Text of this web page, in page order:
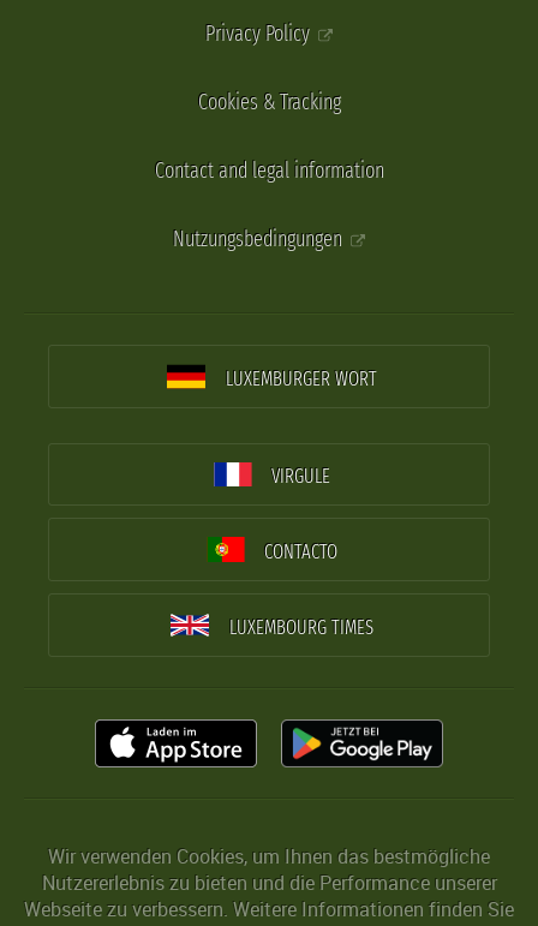
Privacy Policy
Cookies & Tracking
Contact and legal information
Nutzungsbedingungen
LUXEMBURGER WORT
VIRGULE
CONTACTO
LUXEMBOURG TIMES
Wir verwenden Cookies, um Ihnen das bestmögliche
Nutzererlebnis zu bieten und die Performance unserer
Webseite zu verbessern. Weitere Informationen finden Sie